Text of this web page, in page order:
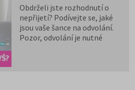
Obdrželi jste rozhodnutí o
nepřijetí? Podívejte se, jaké
jsou vaše šance na odvolání.
Pozor, odvolání je nutné